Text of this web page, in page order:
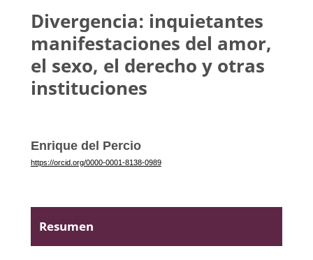
Divergencia: inquietantes
manifestaciones del amor,
el sexo, el derecho y otras
instituciones
Enrique del Percio
https://orcid.org/0000-0001-8138-0989
Resumen